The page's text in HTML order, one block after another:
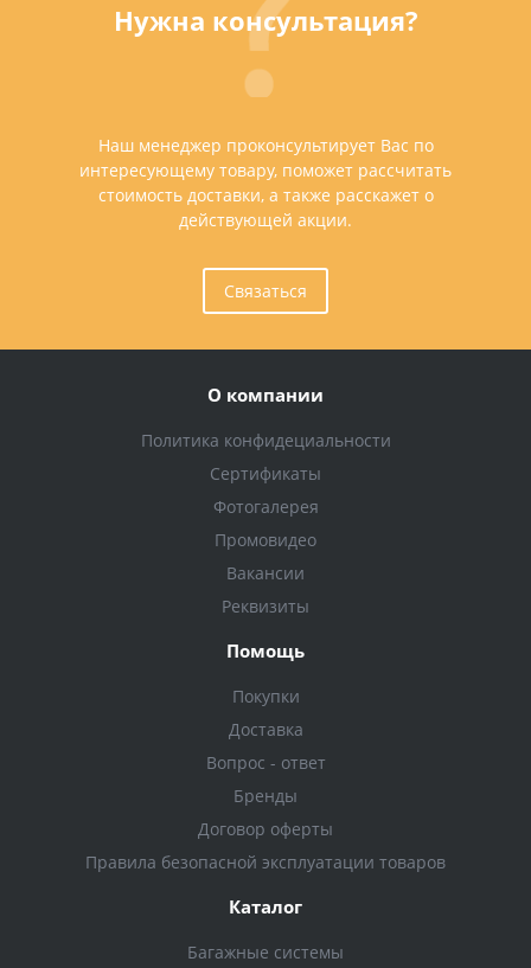
Нужна консультация?
Наш менеджер проконсультирует Вас по
интересующему товару, поможет рассчитать
стоимость доставки, а также расскажет о
действующей акции.
Связаться
О компании
Политика конфидециальности
Сертификаты
Фотогалерея
Промовидео
Вакансии
Реквизиты
Помощь
Покупки
Доставка
Вопрос - ответ
Бренды
Договор оферты
Правила безопасной эксплуатации товаров
Каталог
Багажные системы